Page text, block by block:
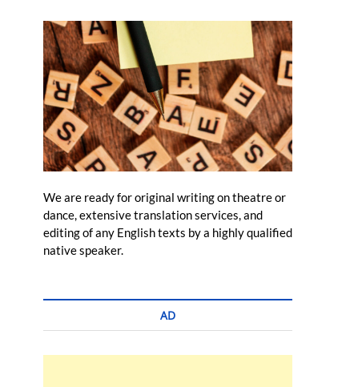
We are ready for original writing on theatre or
dance, extensive translation services, and
editing of any English texts by a highly qualified
native speaker.
AD